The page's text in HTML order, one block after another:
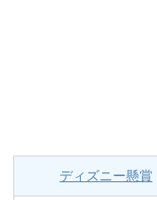
ディズニー懸賞